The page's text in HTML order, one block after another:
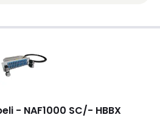
- NAF1000 SC/- HBBX